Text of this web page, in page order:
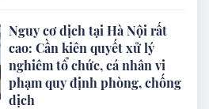
Nguy cơ dịch tại Hà Nội rất
cao: Cần kiên quyết xử lý
nghiêm tổ chức, cá nhân vi
phạm quy định phòng, chống
dịch